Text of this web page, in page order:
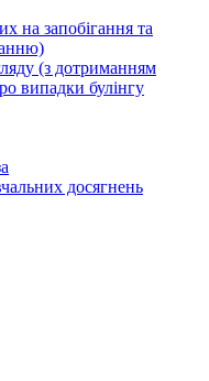
на запобігання та
(з дотриманням
випадки булінгу
досягнень